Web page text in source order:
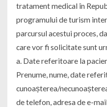
tratament medical în
programului de turism
parcursul acestui proces,
care vor fi solicitate sunt
a. Date referitoare la
Prenume, nume, date
cunoașterea/
de telefon, adresa de e-